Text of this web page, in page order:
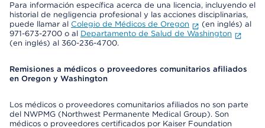
Para información específica acerca de una licencia, incluyendo el
historial de negligencia profesional y las acciones disciplinarias,
puede llamar al Colegio de Médicos de Oregon
(en inglés) al
971-673-2700 o al Departamento de Salud de Washington
(en inglés) al 360-236-4700.
Remisiones a médicos o proveedores comunitarios afiliados
en Oregon y Washington
Los médicos o proveedores comunitarios afiliados no son parte
del NWPMG (Northwest Permanente Medical Group). Son
médicos o proveedores certificados por Kaiser Foundation